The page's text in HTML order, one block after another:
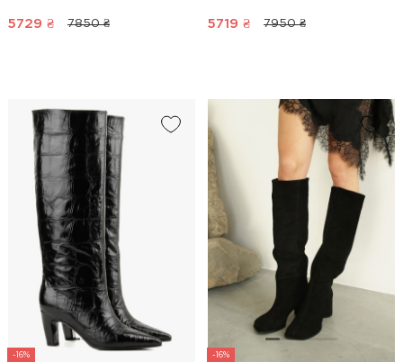
5729 ₴ 7850 ₴ 5719 ₴ 7950 ₴
-16% -16%